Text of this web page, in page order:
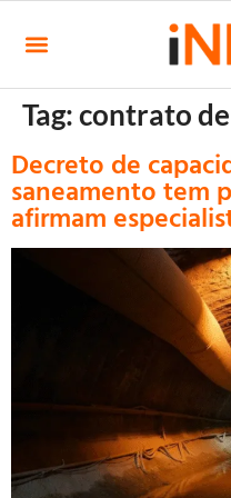
Tag:contrato
Decreto de
saneamento tem
afirmam